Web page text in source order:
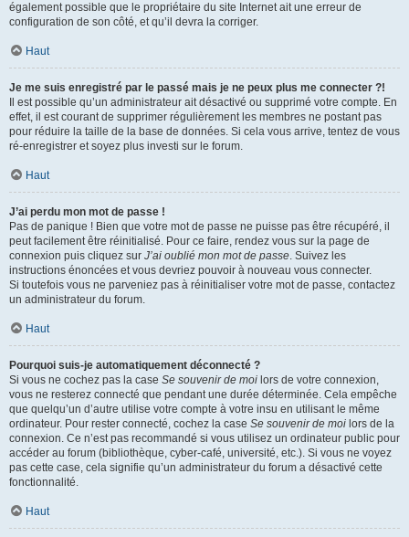
également possible que le propriétaire du site Internet ait une erreur de
configuration de son côté, et qu’il devra la corriger.
Haut
Je me suis enregistré par le passé mais je ne peux plus me connecter ?!
Il est possible qu’un administrateur ait désactivé ou supprimé votre compte. En
effet, il est courant de supprimer régulièrement les membres ne postant pas
pour réduire la taille de la base de données. Si cela vous arrive, tentez de vous
ré-enregistrer et soyez plus investi sur le forum.
Haut
J’ai perdu mon mot de passe !
Pas de panique ! Bien que votre mot de passe ne puisse pas être récupéré, il
peut facilement être réinitialisé. Pour ce faire, rendez vous sur la page de
connexion puis cliquez sur J’ai oublié mon mot de passe. Suivez les
instructions énoncées et vous devriez pouvoir à nouveau vous connecter.
Si toutefois vous ne parveniez pas à réinitialiser votre mot de passe, contactez
un administrateur du forum.
Haut
Pourquoi suis-je automatiquement déconnecté ?
Si vous ne cochez pas la case Se souvenir de moi lors de votre connexion,
vous ne resterez connecté que pendant une durée déterminée. Cela empêche
que quelqu’un d’autre utilise votre compte à votre insu en utilisant le même
ordinateur. Pour rester connecté, cochez la case Se souvenir de moi lors de la
connexion. Ce n’est pas recommandé si vous utilisez un ordinateur public pour
accéder au forum (bibliothèque, cyber-café, université, etc.). Si vous ne voyez
pas cette case, cela signifie qu’un administrateur du forum a désactivé cette
fonctionnalité.
Haut